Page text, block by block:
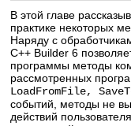
В этой главе
практике некоторых
Наряду с
C++ Builder 6
программы методы
рассмотренных
LoadFromFile,
событий, методы не
действий